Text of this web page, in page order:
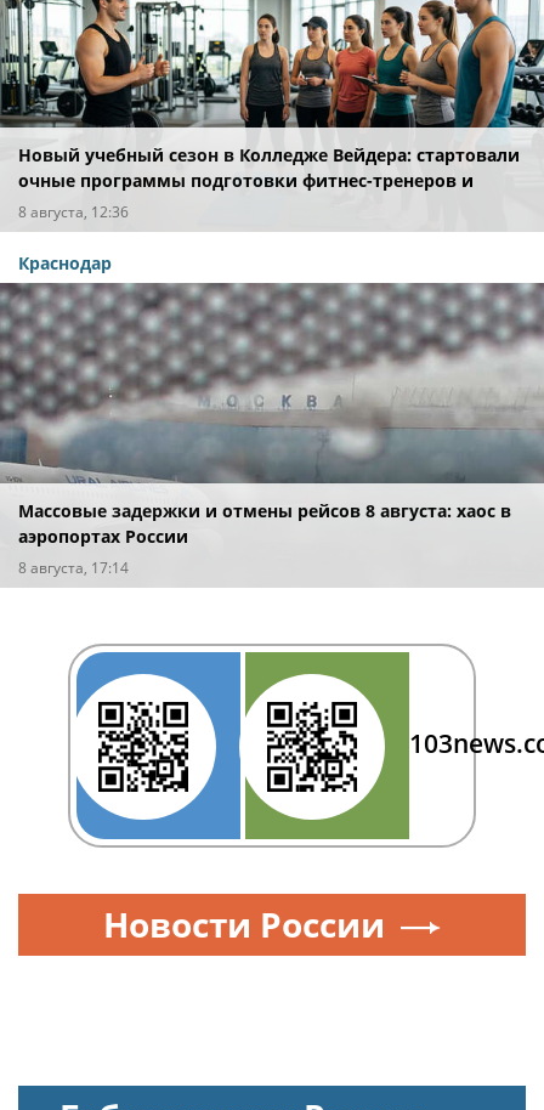
Новый учебный сезон в Колледже Вейдера: стартовали
очные программы подготовки фитнес-тренеров и
специалистов индустрии здоровья
8 августа, 12:36
Краснодар
Массовые задержки и отмены рейсов 8 августа: хаос в
аэропортах России
8 августа, 17:14
Новости России